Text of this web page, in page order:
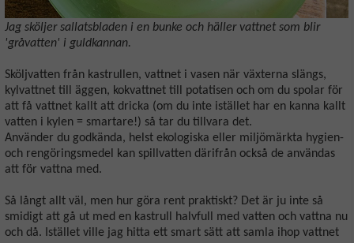
Jag sköljer sallatsbladen i en bunke och häller vattnet som blir
'gråvatten' i guldkannan.
Sköljvatten från kastrullen, vattnet i vasen när växterna slängs,
kylvattnet till äggen, kokvattnet till potatisen och om du spolar för
att få vattnet kallt att dricka (om du inte istället har en kanna kallt
vatten i kylen = smartare!) så tar du tillvara det.
Använder du godkända, helst ekologiska eller miljömärkta hygien-
och rengöringsmedel kan spillvatten därifrån också de användas
att för vattna med.
Så långt allt väl, men hur göra rent praktiskt? Det är ju inte så
smidigt att gå ut med en kastrull halvfull med vatten och vattna nu
och då. Istället ville jag hitta ett smart sätt att samla ihop vattnet